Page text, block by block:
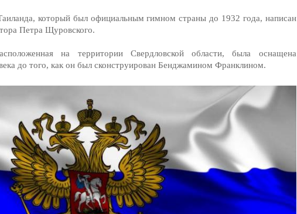
который был официальным гимном страны до 1932 года, написан
Петра Щуровского.
на территории Свердловской области, была оснащена
до того, как он был сконструирован Бенджамином Франклином.